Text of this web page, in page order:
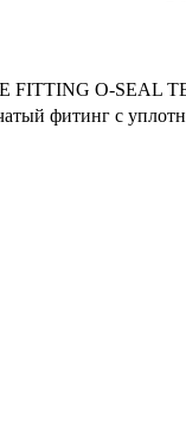
FITTING O-SEAL
фитинг с